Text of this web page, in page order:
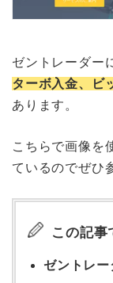
ゼントレーダー
ターボ入金、ビ
あります。
こちらで画像を
ているのでぜひ
この記事
ゼントレ